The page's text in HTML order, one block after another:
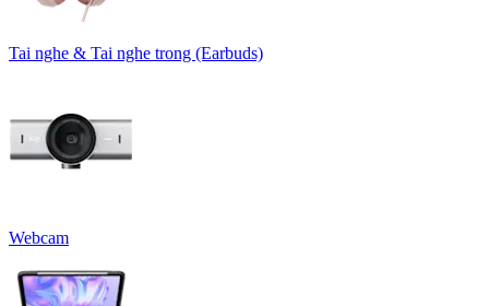
Tai nghe & Tai nghe trong (Earbuds)
Webcam